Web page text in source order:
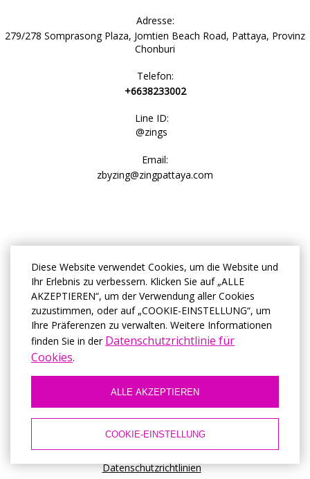
Diese Website verwendet Cookies, um die Website und
Ihr Erlebnis zu verbessern. Klicken Sie auf „ALLE
AKZEPTIEREN“, um der Verwendung aller Cookies
zuzustimmen, oder auf „COOKIE-EINSTELLUNG“, um
Ihre Präferenzen zu verwalten. Weitere Informationen
finden Sie in der Datenschutzrichtlinie für
Cookies.
ALLE AKZEPTIEREN
COOKIE-EINSTELLUNG
Adresse:
279/278 Somprasong Plaza, Jomtien Beach Road, Pattaya, Provinz
Chonburi
Telefon:
+6638233002
Line ID:
@zings
Email:
zbyzing@zingpattaya.com
Bedingungen für die Nutzung
Datenschutzrichtlinien